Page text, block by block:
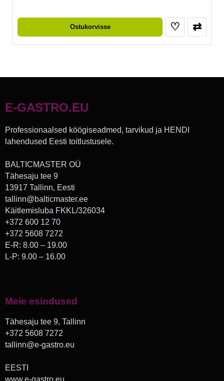
Ostukorvisse ♡ ⇄
E-GASTRO.EU
Professionaalsed köögiseadmed, tarvikud ja HENDI
lahendused Eesti toitlustusele.
BALTICMASTER OÜ
Tähesaju tee 9
13917 Tallinn, Eesti
tallinn@balticmaster.ee
Käitlemisluba FKKL/326034
+372 600 12 70
+372 5608 7272
E-R: 8.00 – 19.00
L-P: 9.00 – 16.00
Meie esindused
Tähesaju tee 9, Tallinn
+372 5608 7272
tallinn@e-gastro.eu
EESTI
www.e-gastro.eu